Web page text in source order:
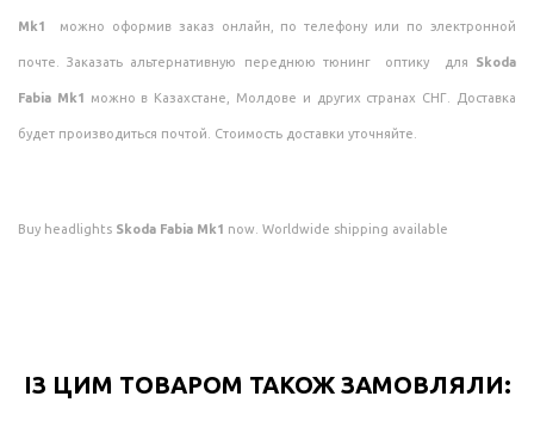
Mk1 можно оформив заказ онлайн, по телефону или по электронной
почте. Заказать альтернативную переднюю тюнинг оптику для Skoda
Fabia Mk1 можно в Казахстане, Молдове и других странах СНГ. Доставка
будет производиться почтой. Стоимость доставки уточняйте.
Buy headlights Skoda Fabia Mk1 now. Worldwide shipping available
ІЗ ЦИМ ТОВАРОМ ТАКОЖ ЗАМОВЛЯЛИ: